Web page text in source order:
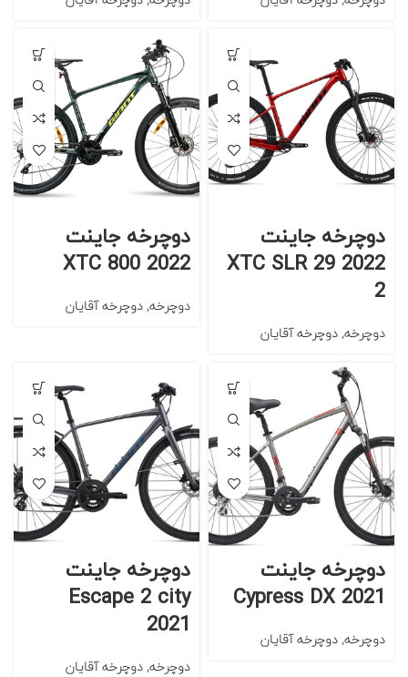
دوچرخه جاینت
2022 XTC SLR 29
2
دوچرخه, دوچرخه آقایان
دوچرخه جاینت
2022 800 XTC
دوچرخه, دوچرخه آقایان
دوچرخه جاینت
Cypress DX 2021
دوچرخه, دوچرخه آقایان
دوچرخه جاینت
Escape 2 city
2021
دوچرخه, دوچرخه آقایان